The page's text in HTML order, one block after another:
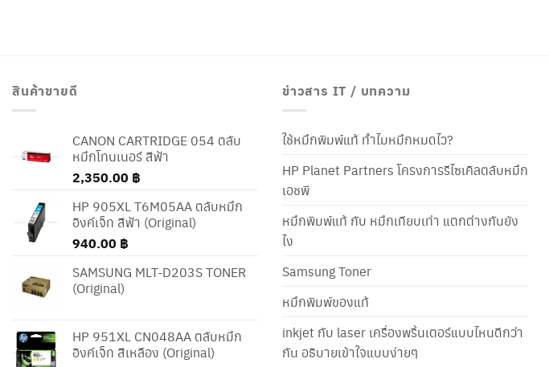
สินค้าขายดี
CANON CARTRIDGE 054 ตลับ
หมึกโทนเนอร์ สีฟ้า
2,350.00 ฿
HP 905XL T6M05AA ตลับหมึก
อิงค์เจ็ท สีฟ้า (Original)
940.00 ฿
SAMSUNG MLT-D203S TONER
(Original)
HP 951XL CN048AA ตลับหมึก
อิงค์เจ็ท สีเหลือง (Original)
ข่าวสาร IT / บทความ
ใช้หมึกพิมพ์แท้ ทำไมหมึกหมดไว?
HP Planet Partners โครงการรีไซเคิลตลับหมึก
เอชพี
หมึกพิมพ์แท้ กับ หมึกเทียบเท่า แตกต่างกันยัง
ไง
Samsung Toner
หมึกพิมพ์ของแท้
inkjet กับ laser เครื่องพริ้นเตอร์แบบไหนดีกว่า
กัน อธิบายเข้าใจแบบง่ายๆ